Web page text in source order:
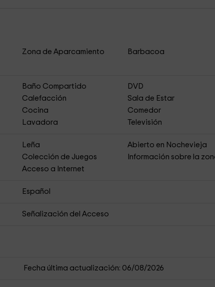
Zona de Aparcamiento
Barbacoa
Baño Compartido
DVD
Calefacción
Sala de Estar
Cocina
Comedor
Lavadora Televisión
Leña
Abierto en Nochevieja
Colección de Juegos
Información sobre la
Acceso a Internet
Español
Señalización del Acceso
Fecha última actualización: 06/08/2026